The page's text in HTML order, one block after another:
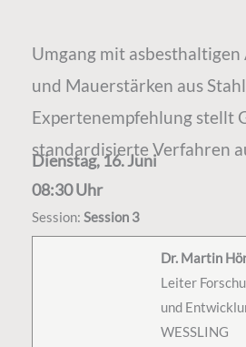
Umgang mit
und Mauerstärken aus
Expertenempfehlung stellt
standardisierte Verfahren
Dr. Martin
Leiter
und
WESSLING
Dienstag, 16. Juni
08:30 Uhr
Session: Session 3